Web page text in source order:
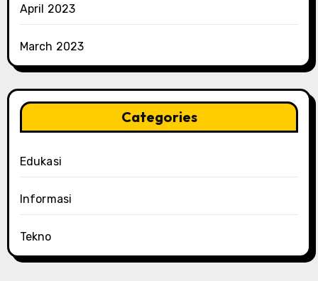
April 2023
March 2023
Categories
Edukasi
Informasi
Tekno